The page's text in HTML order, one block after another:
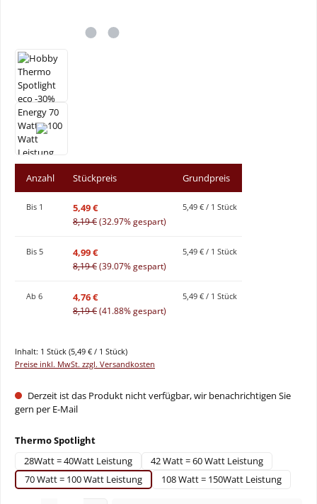
Anzahl Stückpreis Grundpreis
Bis 1 5,49 €
8,19 €(32.97% gespart)
5,49 € / 1 Stück
Bis 5 4,99 €
8,19 €(39.07% gespart)
5,49 € / 1 Stück
Ab 6 4,76 €
8,19 €(41.88% gespart)
5,49 € / 1 Stück
Inhalt: 1 Stück (5,49 € / 1 Stück)
Preise inkl. MwSt. zzgl. Versandkosten
Derzeit ist das Produkt nicht verfügbar, wir benachrichtigen Sie
gern per E-Mail
Thermo Spotlightauswählen
28Watt = 40Watt Leistung
42 Watt = 60 Watt Leistung
70 Watt = 100 Watt Leistung
108 Watt = 150Watt Leistung